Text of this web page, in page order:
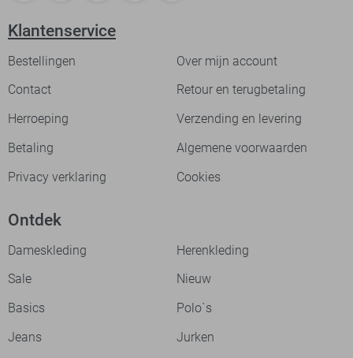
Klantenservice
Bestellingen
Over mijn account
Contact
Retour en terugbetaling
Herroeping
Verzending en levering
Betaling
Algemene voorwaarden
Privacy verklaring
Cookies
Ontdek
Dameskleding
Herenkleding
Sale
Nieuw
Basics
Polo`s
Jeans
Jurken